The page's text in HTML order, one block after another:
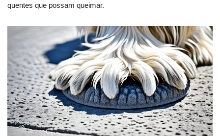
quentes que possam queimar.